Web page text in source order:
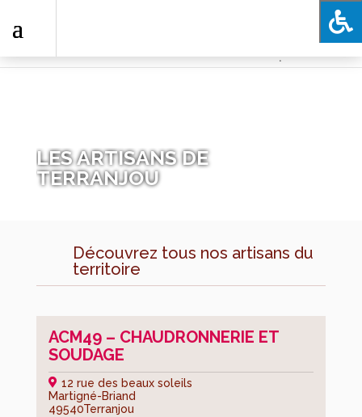
.
Ma
Histoire
Les
Bulletins
communaux
Conseil
municipal
LES ARTISANS DE
TERRANJOU
Découvrez tous nos artisans du
territoire
ACM49 – CHAUDRONNERIE ET
SOUDAGE
12 rue des beaux soleils
Martigné-Briand
49540Terranjou